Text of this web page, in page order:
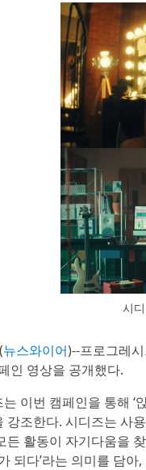
시
뉴스와이어)--프로그레
인 영상을 공개했다.
이번 캠페인을 통해 ‘
강조한다. 시디즈는 사
든 활동이 자기다움을
되다’라는 의미를 담아